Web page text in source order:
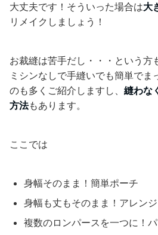
大丈夫です！そういった場合は大
リメイクしましょう！
お裁縫は苦手だし・・・という方
ミシンなしで手縫いでも簡単でま
のも多くご紹介しますし、 縫わな
方法もあります。
ここでは
身幅そのまま！簡単ポーチ
身幅も丈もそのまま！アレン
複数のロンパースを一つに！